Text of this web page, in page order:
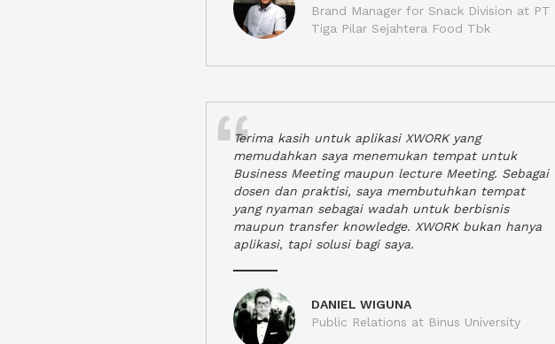
Brand Manager for Snack Division at PT
Tiga Pilar Sejahtera Food Tbk
Terima kasih untuk aplikasi XWORK yang
memudahkan saya menemukan tempat untuk
Business Meeting maupun lecture Meeting. Sebagai
dosen dan praktisi, saya membutuhkan tempat
yang nyaman sebagai wadah untuk berbisnis
maupun transfer knowledge. XWORK bukan hanya
aplikasi, tapi solusi bagi saya.
DANIEL WIGUNA
Public Relations at Binus University